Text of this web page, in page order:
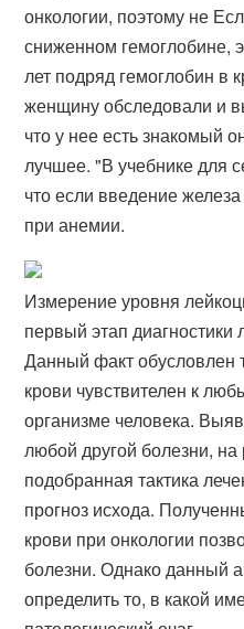
онкологии, поэтому не
сниженном гемоглобине,
лет подряд гемоглобин
женщину обследовали и
что у нее есть знакомый
лучшее. "В учебнике для
что если введение
при анемии.
Измерение уровня
первый этап диагностики
Данный факт обусловлен
крови чувствителен к
организме человека.
любой другой болезни,
подобранная тактика
прогноз исхода.
крови при онкологии
болезни. Однако данный
определить то, в какой